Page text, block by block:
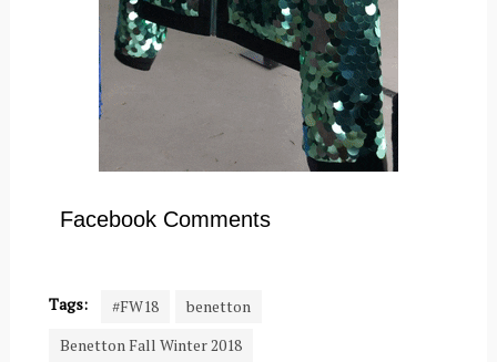
Facebook Comments
Tags: #FW18
benetton
Benetton Fall Winter 2018